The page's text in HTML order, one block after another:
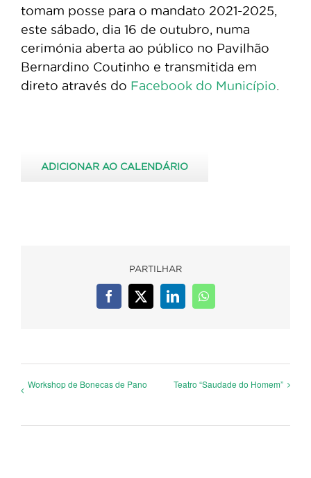
tomam posse para o mandato 2021-2025,
este sábado, dia 16 de outubro, numa
cerimónia aberta ao público no Pavilhão
Bernardino Coutinho e transmitida em
direto através do Facebook do Município
ADICIONAR AO CALENDÁRIO
PARTILHAR
Facebook
X LinkedInWhatsApp
Workshop de Bonecas de Pano Teatro “Saudade do Homem”